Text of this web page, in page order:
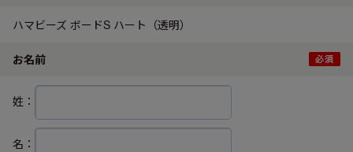
ハマビーズ ボードS ハート（透明）
お名前
姓：
名：